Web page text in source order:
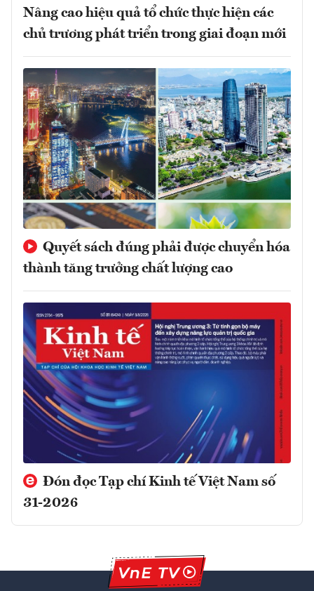
Nâng cao hiệu quả tổ chức thực hiện các
chủ trương phát triển trong giai đoạn mới
Quyết sách đúng phải được chuyển hóa
thành tăng trưởng chất lượng cao
Đón đọc Tạp chí Kinh tế Việt Nam số
31-2026